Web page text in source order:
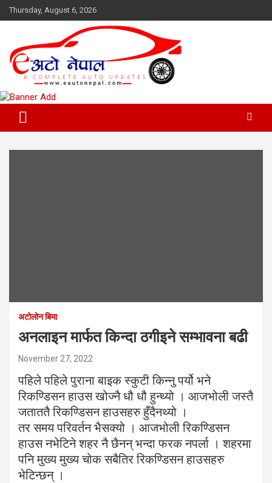
Skip
to
Thursday, August 6, 2026
अटोलोन बिमा
अनलाइन मार्फत किन्दा ठगीइने सम्भावना बढी
November 27, 2022
पहिले पहिले पुराना बाइक स्कुटी किन्नु पर्यो भने
रिकण्डिसन हाउस खोज्नै धौ धौ हुन्थ्यो । आजभोली जस्तै
जताततै रिकण्डिसन हाउसहरु हुँदैनथ्यो ।
तर समय परिवर्तन भैसक्यो । आजभोली रिकण्डिसन
हाउस नभेटिने शहर नै छैनन् भन्दा फरक नपर्ला । शहरमा
पनि मुख्य मुख्य चोक सबैतिर रिकण्डिसन हाउसहरु
भेटिन्छन् ।